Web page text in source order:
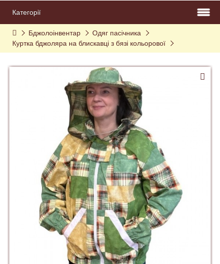
Категорії
Бджолоінвентар
Одяг пасічника
Куртка бджоляра на блискавці з бязі кольорової